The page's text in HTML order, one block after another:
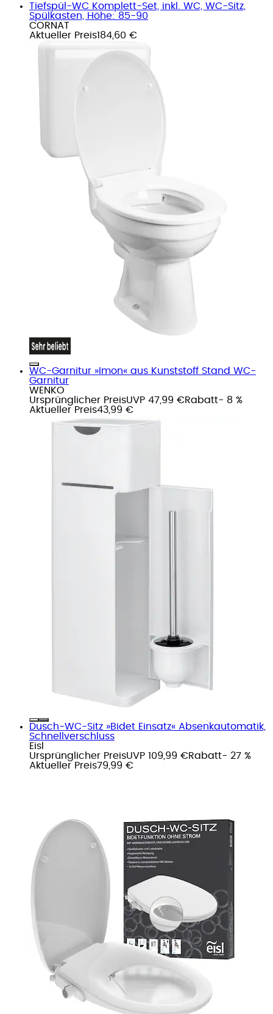
Tiefspül-WC Komplett-Set, inkl. WC, WC-Sitz,
Spülkasten, Höhe: 85-90
CORNAT
Aktueller Preis184,60 €
WC-Garnitur »Imon« aus Kunststoff Stand WC-
Garnitur
WENKO
Ursprünglicher PreisUVP 47,99 €Rabatt- 8 %
Aktueller Preis43,99 €
Dusch-WC-Sitz »Bidet Einsatz« Absenkautomatik,
Schnellverschluss
Eisl
Ursprünglicher PreisUVP 109,99 €Rabatt- 27 %
Aktueller Preis79,99 €